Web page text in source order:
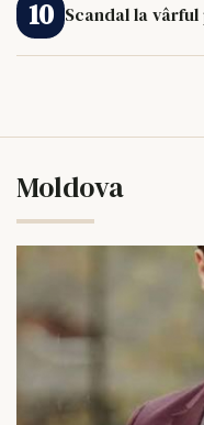
Scandal la
Moldova